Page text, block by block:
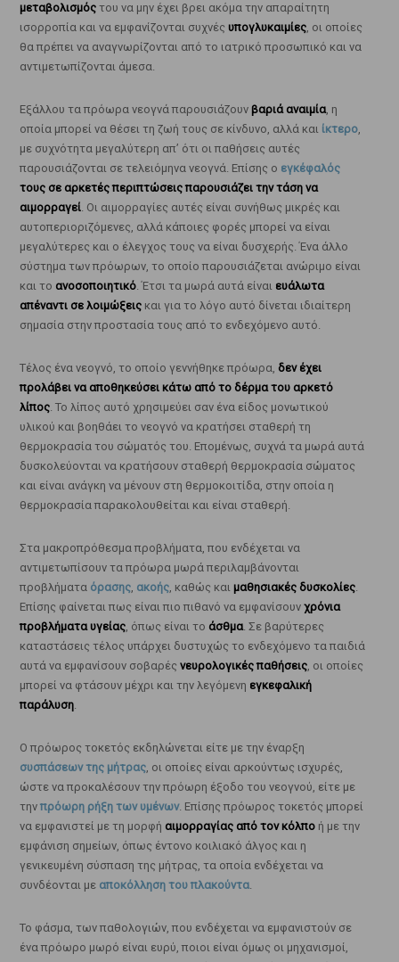
μεταβολισμόςτου να μην έχει βρει ακόμα την απαραίτητη
ισορροπία και να εμφανίζονται συχνές υπογλυκαιμίες, οι οποίες
θα πρέπει να αναγνωρίζονται από το ιατρικό προσωπικό και να
αντιμετωπίζονται άμεσα.
Εξάλλου τα πρόωρα νεογνά παρουσιάζουν βαριά αναιμία, η
οποία μπορεί να θέσει τη ζωή τους σε κίνδυνο, αλλά και ίκτερο,
με συχνότητα μεγαλύτερη απ’ ότι οι παθήσεις αυτές
παρουσιάζονται σε τελειόμηνα νεογνά. Επίσης ο εγκέφαλός
τους σε αρκετές περιπτώσεις παρουσιάζει την τάση να
αιμορραγεί. Οι αιμορραγίες αυτές είναι συνήθως μικρές και
αυτοπεριοριζόμενες, αλλά κάποιες φορές μπορεί να είναι
μεγαλύτερες και ο έλεγχος τους να είναι δυσχερής. Ένα άλλο
σύστημα των πρόωρων, το οποίο παρουσιάζεται ανώριμο είναι
και το ανοσοποιητικό. Έτσι τα μωρά αυτά είναι ευάλωτα
απέναντι σε λοιμώξειςκαι για το λόγο αυτό δίνεται ιδιαίτερη
σημασία στην προστασία τους από το ενδεχόμενο αυτό.
Τέλος ένα νεογνό, το οποίο γεννήθηκε πρόωρα, δεν έχει
προλάβει να αποθηκεύσει κάτω από το δέρμα του αρκετό
λίπος. Το λίπος αυτό χρησιμεύει σαν ένα είδος μονωτικού
υλικού και βοηθάει το νεογνό να κρατήσει σταθερή τη
θερμοκρασία του σώματός του. Επομένως, συχνά τα μωρά αυτά
δυσκολεύονται να κρατήσουν σταθερή θερμοκρασία σώματος
και είναι ανάγκη να μένουν στη θερμοκοιτίδα, στην οποία η
θερμοκρασία παρακολουθείται και είναι σταθερή.
Στα μακροπρόθεσμα προβλήματα, που ενδέχεται να
αντιμετωπίσουν τα πρόωρα μωρά περιλαμβάνονται
προβλήματα όρασης, ακοής, καθώς και μαθησιακές δυσκολίες.
Επίσης φαίνεται πως είναι πιο πιθανό να εμφανίσουν χρόνια
προβλήματα υγείας, όπως είναι το άσθμα. Σε βαρύτερες
καταστάσεις τέλος υπάρχει δυστυχώς το ενδεχόμενο τα παιδιά
αυτά να εμφανίσουν σοβαρές νευρολογικές παθήσεις, οι οποίες
μπορεί να φτάσουν μέχρι και την λεγόμενη εγκεφαλική
παράλυση.
Ο πρόωρος τοκετός εκδηλώνεται είτε με την έναρξη
συσπάσεων της μήτρας, οι οποίες είναι αρκούντως ισχυρές,
ώστε να προκαλέσουν την πρόωρη έξοδο του νεογνού, είτε με
την πρόωρη ρήξη των υμένων. Επίσης πρόωρος τοκετός μπορεί
να εμφανιστεί με τη μορφή αιμορραγίας από τον κόλποή με την
εμφάνιση σημείων, όπως έντονο κοιλιακό άλγος και η
γενικευμένη σύσπαση της μήτρας, τα οποία ενδέχεται να
συνδέονται με αποκόλληση του πλακούντα.
Το φάσμα, των παθολογιών, που ενδέχεται να εμφανιστούν σε
ένα πρόωρο μωρό είναι ευρύ, ποιοι είναι όμως οι μηχανισμοί,